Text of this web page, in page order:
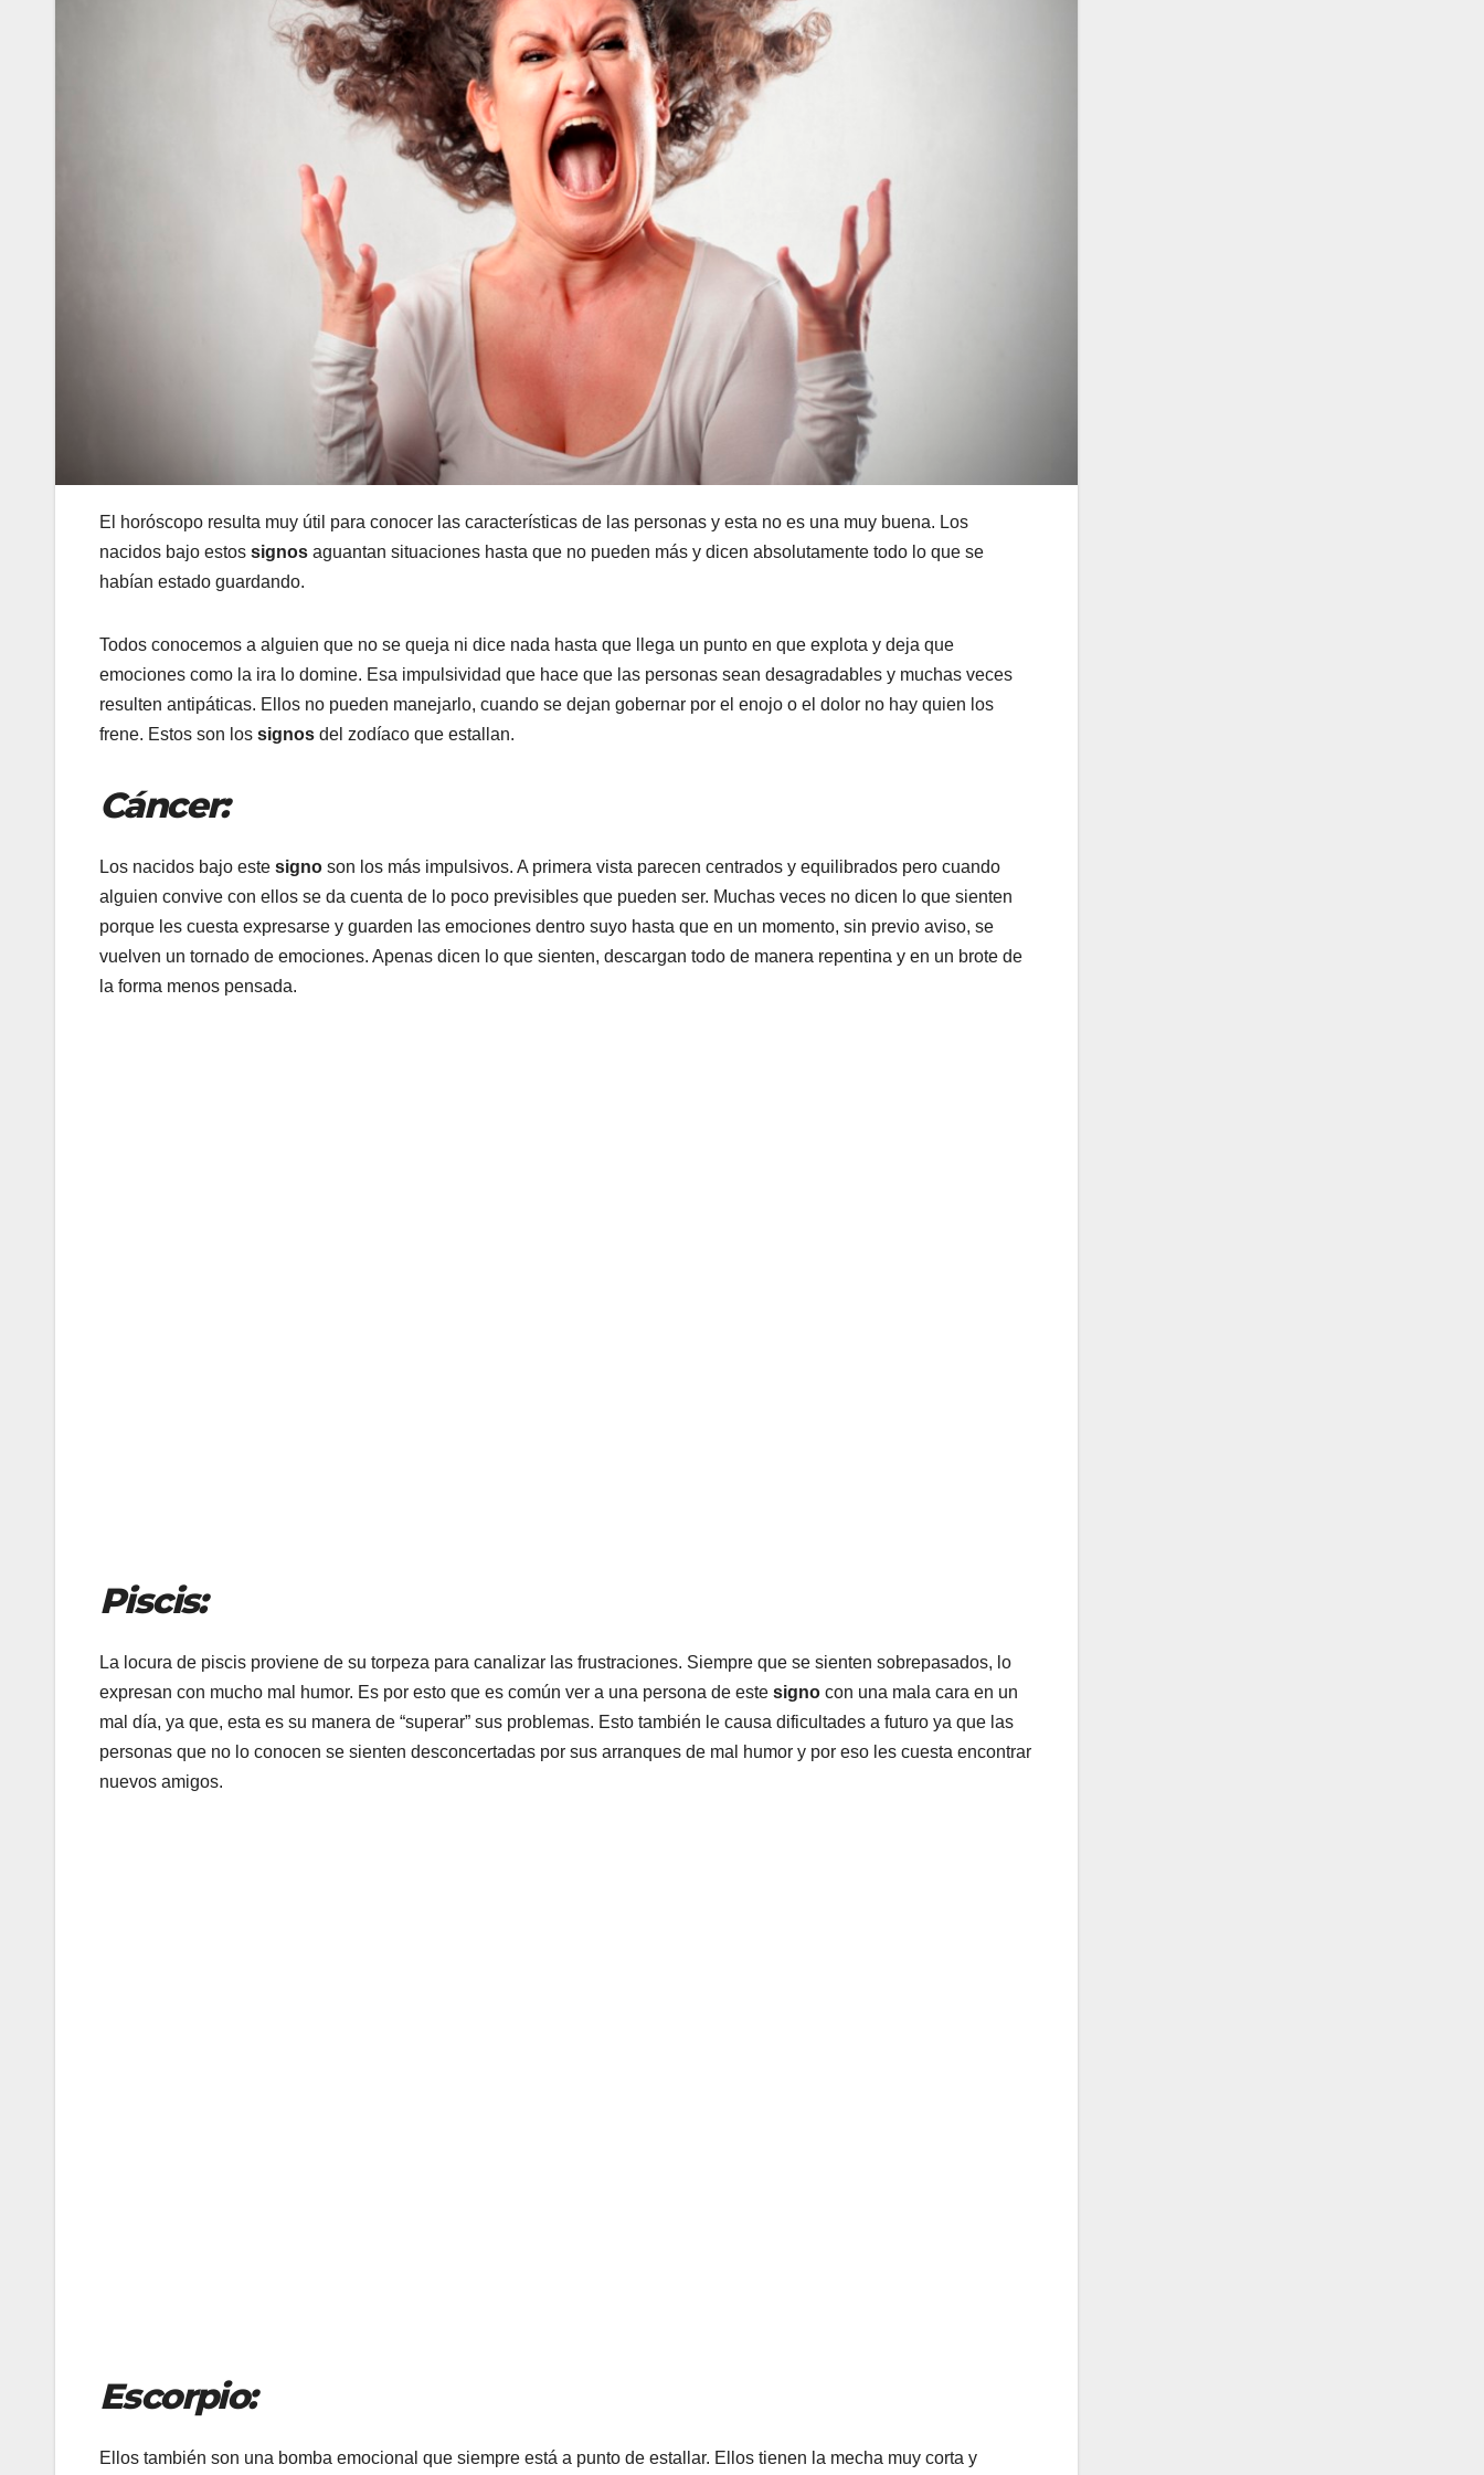
El horóscopo resulta muy útil para conocer las características de las personas y esta no es una muy buena. Los
nacidos bajo estos signos aguantan situaciones hasta que no pueden más y dicen absolutamente todo lo que se
habían estado guardando.
Todos conocemos a alguien que no se queja ni dice nada hasta que llega un punto en que explota y deja que
emociones como la ira lo domine. Esa impulsividad que hace que las personas sean desagradables y muchas veces
resulten antipáticas. Ellos no pueden manejarlo, cuando se dejan gobernar por el enojo o el dolor no hay quien los
frene. Estos son los signos del zodíaco que estallan.
Cáncer:
Los nacidos bajo este signo son los más impulsivos. A primera vista parecen centrados y equilibrados pero cuando
alguien convive con ellos se da cuenta de lo poco previsibles que pueden ser. Muchas veces no dicen lo que sienten
porque les cuesta expresarse y guarden las emociones dentro suyo hasta que en un momento, sin previo aviso, se
vuelven un tornado de emociones. Apenas dicen lo que sienten, descargan todo de manera repentina y en un brote de
la forma menos pensada.
Piscis:
La locura de piscis proviene de su torpeza para canalizar las frustraciones. Siempre que se sienten sobrepasados, lo
expresan con mucho mal humor. Es por esto que es común ver a una persona de este signo con una mala cara en un
mal día, ya que, esta es su manera de “superar” sus problemas. Esto también le causa dificultades a futuro ya que las
personas que no lo conocen se sienten desconcertadas por sus arranques de mal humor y por eso les cuesta encontrar
nuevos amigos.
Escorpio:
Ellos también son una bomba emocional que siempre está a punto de estallar. Ellos tienen la mecha muy corta y